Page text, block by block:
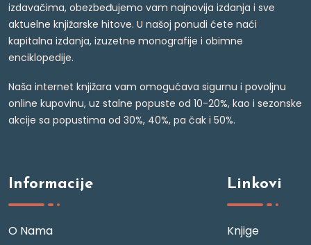
izdavačima, obezbeđujemo vam najnovija izdanja i sve
aktuelne knjižarske hitove. U našoj ponudi ćete naći
kapitalna izdanja, izuzetne monografije i obimne
enciklopedije.
Naša internet knjižara vam omogućava sigurnu i povoljnu
online kupovinu, uz stalne popuste od 10-20%, kao i sezonske
akcije sa popustima od 30%, 40%, pa čak i 50%.
Informacije
O Nama
Linkovi
Knjige